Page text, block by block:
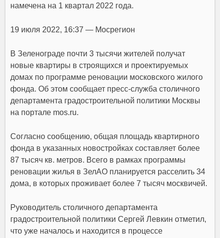
намечена на 1 квартал 2022 года.
19 июля 2022, 16:37 — Мосрегион
В Зеленограде почти 3 тысячи жителей получат
новые квартиры в строящихся и проектируемых
домах по программе реновации московского жилого
фонда. Об этом сообщает пресс-служба столичного
департамента градостроительной политики Москвы
на портале mos.ru.
Согласно сообщению, общая площадь квартирного
фонда в указанных новостройках составляет более
87 тысяч кв. метров. Всего в рамках программы
реновации жилья в ЗелАО планируется расселить 34
дома, в которых проживает более 7 тысяч москвичей.
Руководитель столичного департамента
градостроительной политики Сергей Левкин отметил,
что уже началось и находится в процессе